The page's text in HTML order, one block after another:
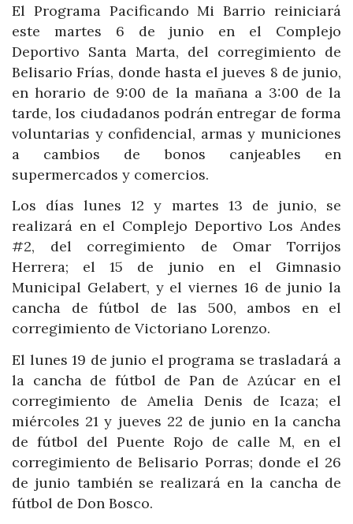
El Programa Pacificando Mi Barrio reiniciará
este martes 6 de junio en el Complejo
Deportivo Santa Marta, del corregimiento de
Belisario Frías, donde hasta el jueves 8 de junio,
en horario de 9:00 de la mañana a 3:00 de la
tarde, los ciudadanos podrán entregar de forma
voluntarias y confidencial, armas y municiones
a cambios de bonos canjeables en
supermercados y comercios.
Los días lunes 12 y martes 13 de junio, se
realizará en el Complejo Deportivo Los Andes
#2, del corregimiento de Omar Torrijos
Herrera; el 15 de junio en el Gimnasio
Municipal Gelabert, y el viernes 16 de junio la
cancha de fútbol de las 500, ambos en el
corregimiento de Victoriano Lorenzo.
El lunes 19 de junio el programa se trasladará a
la cancha de fútbol de Pan de Azúcar en el
corregimiento de Amelia Denis de Icaza; el
miércoles 21 y jueves 22 de junio en la cancha
de fútbol del Puente Rojo de calle M, en el
corregimiento de Belisario Porras; donde el 26
de junio también se realizará en la cancha de
fútbol de Don Bosco.